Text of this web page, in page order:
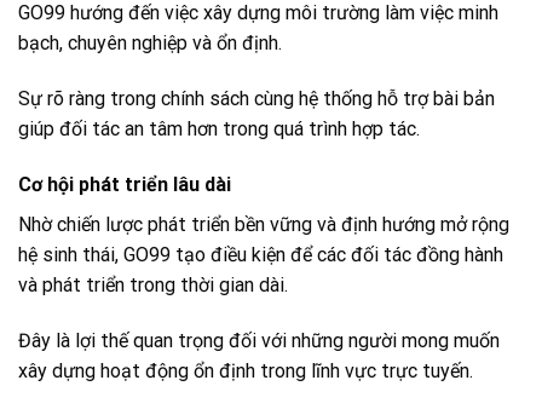
GO99 hướng đến việc xây dựng môi trường làm việc minh
bạch, chuyên nghiệp và ổn định.
Sự rõ ràng trong chính sách cùng hệ thống hỗ trợ bài bản
giúp đối tác an tâm hơn trong quá trình hợp tác.
Cơ hội phát triển lâu dài
Nhờ chiến lược phát triển bền vững và định hướng mở rộng
hệ sinh thái, GO99 tạo điều kiện để các đối tác đồng hành
và phát triển trong thời gian dài.
Đây là lợi thế quan trọng đối với những người mong muốn
xây dựng hoạt động ổn định trong lĩnh vực trực tuyến.